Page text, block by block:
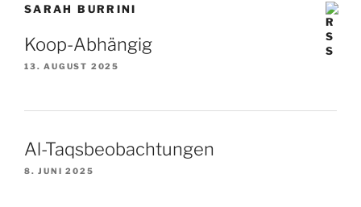
SARAH BURRINI
Koop-Abhängig
13. AUGUST 2025
Al-Taqsbeobachtungen
8. JUNI 2025